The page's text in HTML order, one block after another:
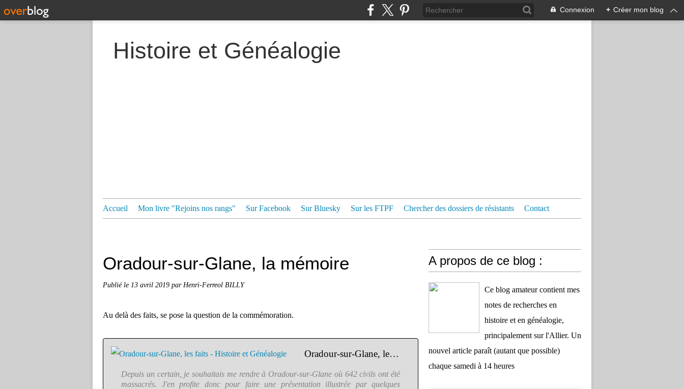
Connexion + Créer mon blog
Histoire et Généalogie
Accueil Mon livre "Rejoins nos rangs" Sur Facebook Sur Bluesky Sur les FTPF Chercher des dossiers de résistants Contact
Oradour-sur-Glane, la mémoire
Publié le 13 avril 2019 par Henri-Ferreol BILLY
Au delà des faits, se pose la question de la commémoration.
Oradour-sur-Glane, les faits - Histoire et Généalogie
Depuis un certain, je souhaitais me rendre à Oradour-sur-Glane où 642 civils ont été
massacrés. J'en profite donc pour faire une présentation illustrée par quelques
A propos de ce blog :
Ce blog amateur contient mes
notes de recherches en
histoire et en généalogie,
principalement sur l'Allier. Un
nouvel article paraît (autant que possible)
chaque samedi à 14 heures